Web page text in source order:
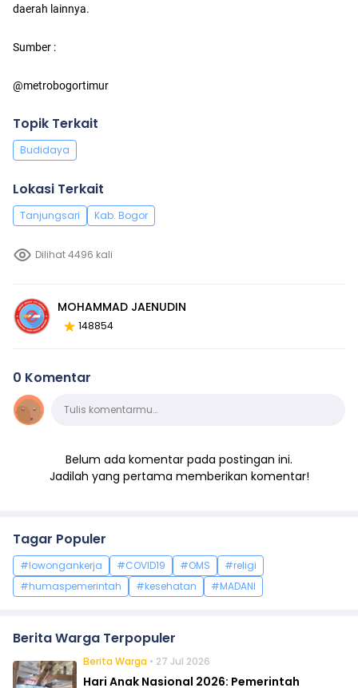
daerah lainnya.
Sumber :
@metrobogortimur
Topik Terkait
Budidaya
Lokasi Terkait
Tanjungsari Kab. Bogor
Dilihat 4496 kali
MOHAMMAD JAENUDIN
148854
0 Komentar
KomentarTulis komentarmu…
Belum ada komentar pada postingan ini.
Jadilah yang pertama memberikan komentar!
Tagar Populer
#lowongankerja #COVID19 #OMS
#religi
#humaspemerintah
#kesehatan #MADANI
Berita Warga Terpopuler
Berita Warga • 27 Jul 2026
Hari Anak Nasional 2026: Pemerintah